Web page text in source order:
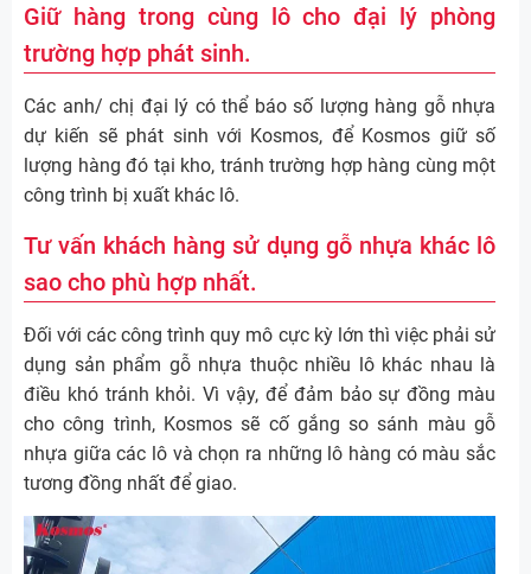
Giữ hàng trong cùng lô cho đại lý phòng
trường hợp phát sinh.
Các anh/ chị đại lý có thể báo số lượng hàng gỗ nhựa
dự kiến sẽ phát sinh với Kosmos, để Kosmos giữ số
lượng hàng đó tại kho, tránh trường hợp hàng cùng một
công trình bị xuất khác lô.
Tư vấn khách hàng sử dụng gỗ nhựa khác lô
sao cho phù hợp nhất.
Đối với các công trình quy mô cực kỳ lớn thì việc phải sử
dụng sản phẩm gỗ nhựa thuộc nhiều lô khác nhau là
điều khó tránh khỏi. Vì vậy, để đảm bảo sự đồng màu
cho công trình, Kosmos sẽ cố gắng so sánh màu gỗ
nhựa giữa các lô và chọn ra những lô hàng có màu sắc
tương đồng nhất để giao.